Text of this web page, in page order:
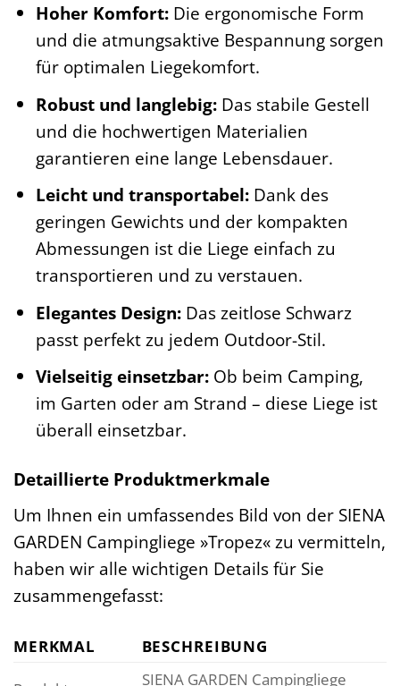
Hoher Komfort:Die ergonomische Form
und die atmungsaktive Bespannung sorgen
für optimalen Liegekomfort.
Robust und langlebig:Das stabile Gestell
und die hochwertigen Materialien
garantieren eine lange Lebensdauer.
Leicht und transportabel:Dank des
geringen Gewichts und der kompakten
Abmessungen ist die Liege einfach zu
transportieren und zu verstauen.
Elegantes Design:Das zeitlose Schwarz
passt perfekt zu jedem Outdoor-Stil.
Vielseitig einsetzbar:Ob beim Camping,
im Garten oder am Strand – diese Liege ist
überall einsetzbar.
Detaillierte Produktmerkmale
Um Ihnen ein umfassendes Bild von der SIENA
GARDEN Campingliege »Tropez« zu vermitteln,
haben wir alle wichtigen Details für Sie
zusammengefasst:
MERKMAL BESCHREIBUNG
SIENA GARDEN Campingliege